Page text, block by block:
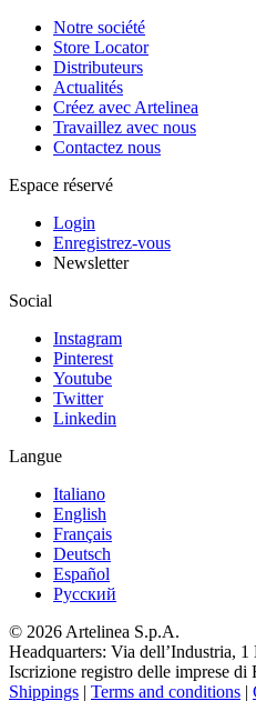
Notre société
Store Locator
Distributeurs
Actualités
Créez avec Artelinea
Travaillez avec nous
Contactez nous
Espace réservé
Login
Enregistrez-vous
Newsletter
Social
Instagram
Pinterest
Youtube
Twitter
Linkedin
Langue
Italiano
English
Français
Deutsch
Español
Pусский
© 2026 Artelinea S.p.A.
Headquarters: Via dell’Industria,
Iscrizione registro delle imprese
Shippings | Terms and conditions |